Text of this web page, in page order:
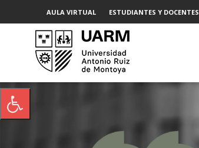
AULA VIRTUAL ESTUDIANTES Y DOCENTES